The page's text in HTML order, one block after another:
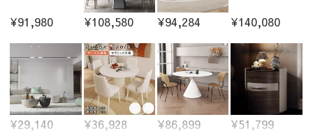
¥91,980 ¥108,580 ¥94,284 ¥140,080
¥29,140 ¥36,928 ¥86,899
¥51,799